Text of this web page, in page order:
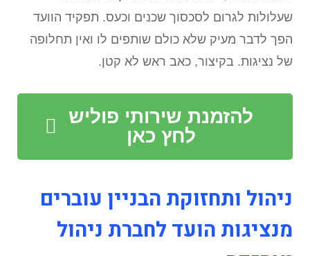
שעלולות לגרום לסכסוך שכנים וכעס. תפקיד הוועד
הפך לדבר מעיק שלא כולם שותפים לו ואין תחלופה
של נציגות. בקיצור, כאב ראש לא קטן.
להזמנת שירותי פוליש
לחץ כאן
ניהול ותחזוקת הבניין עוברים
מנציגות הועד לחברת ניהול